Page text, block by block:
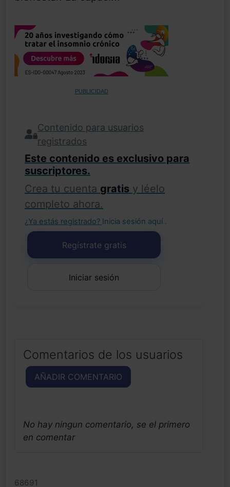
PUBLICIDAD
Contenido para usuarios
registrados
Este contenido es exclusivo para
suscriptores.
Crea tu cuenta gratis y léelo
completo ahora.
¿Ya estás registrado? Inicia sesión aquí .
Regístrate gratis
Iniciar sesión
Comentarios de los usuarios
AÑADIR COMENTARIO
No hay ningun comentario, se el primero
en comentar
68691